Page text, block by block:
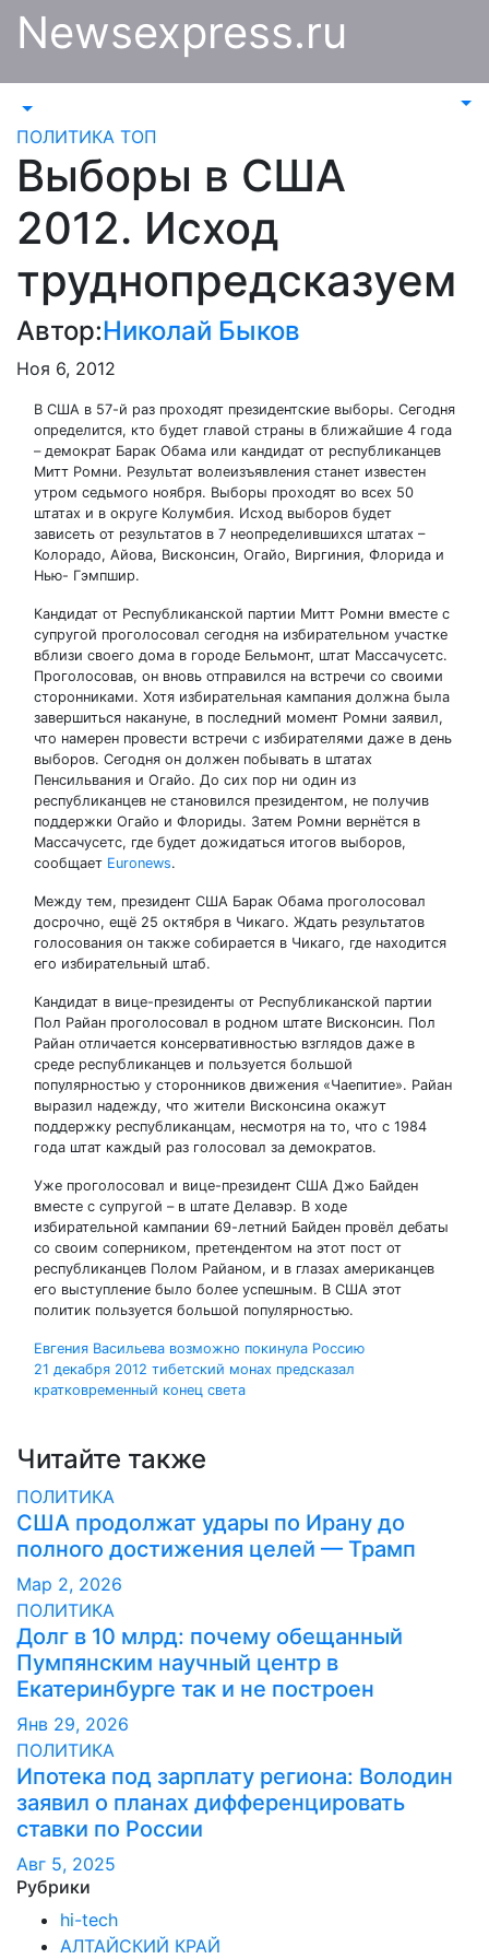
Перейти
Newsexpress.ru
ПОЛИТИКА ТОП
Выборы в США
2012. Исход
труднопредсказуем
Автор:Николай Быков
Ноя 6, 2012
В США в 57-й раз проходят президентские выборы. Сегодня
определится, кто будет главой страны в ближайшие 4 года
– демократ Барак Обама или кандидат от республиканцев
Митт Ромни. Результат волеизъявления станет известен
утром седьмого ноября. Выборы проходят во всех 50
штатах и в округе Колумбия. Исход выборов будет
зависеть от результатов в 7 неопределившихся штатах –
Колорадо, Айова, Висконсин, Огайо, Виргиния, Флорида и
Нью- Гэмпшир.
Кандидат от Республиканской партии Митт Ромни вместе с
супругой проголосовал сегодня на избирательном участке
вблизи своего дома в городе Бельмонт, штат Массачусетс.
Проголосовав, он вновь отправился на встречи со своими
сторонниками. Хотя избирательная кампания должна была
завершиться накануне, в последний момент Ромни заявил,
что намерен провести встречи с избирателями даже в день
выборов. Сегодня он должен побывать в штатах
Пенсильвания и Огайо. До сих пор ни один из
республиканцев не становился президентом, не получив
поддержки Огайо и Флориды. Затем Ромни вернётся в
Массачусетс, где будет дожидаться итогов выборов,
сообщает Euronews.
Между тем, президент США Барак Обама проголосовал
досрочно, ещё 25 октября в Чикаго. Ждать результатов
голосования он также собирается в Чикаго, где находится
его избирательный штаб.
Кандидат в вице-президенты от Республиканской партии
Пол Райан проголосовал в родном штате Висконсин. Пол
Райан отличается консервативностью взглядов даже в
среде республиканцев и пользуется большой
популярностью у сторонников движения «Чаепитие». Райан
выразил надежду, что жители Висконсина окажут
поддержку республиканцам, несмотря на то, что с 1984
года штат каждый раз голосовал за демократов.
Уже проголосовал и вице-президент США Джо Байден
вместе с супругой – в штате Делавэр. В ходе
избирательной кампании 69-летний Байден провёл дебаты
со своим соперником, претендентом на этот пост от
республиканцев Полом Райаном, и в глазах американцев
его выступление было более успешным. В США этот
политик пользуется большой популярностью.
Навигация
по
записям
Евгения Васильева возможно покинула Россию
21 декабря 2012 тибетский монах предсказал
кратковременный конец света
Читайте также
ПОЛИТИКА
США продолжат удары по Ирану до
полного достижения целей — Трамп
Мар 2, 2026
ПОЛИТИКА
Долг в 10 млрд: почему обещанный
Пумпянским научный центр в
Екатеринбурге так и не построен
Янв 29, 2026
ПОЛИТИКА
Ипотека под зарплату региона: Володин
заявил о планах дифференцировать
ставки по России
Авг 5, 2025
Рубрики
hi-tech
АЛТАЙСКИЙ КРАЙ